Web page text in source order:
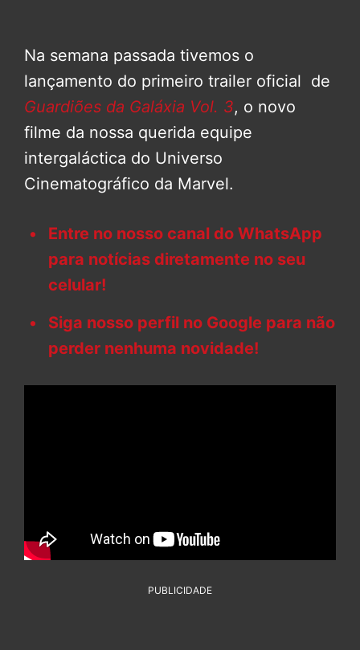
Na semana passada tivemos o
lançamento do primeiro trailer oficial de
Guardiões da Galáxia Vol. 3, o novo
filme da nossa querida equipe
intergaláctica do Universo
Cinematográfico da Marvel.
Entre no nosso canal do WhatsApp
para notícias diretamente no seu
celular!
Siga nosso perfil no Google para não
perder nenhuma novidade!
PUBLICIDADE